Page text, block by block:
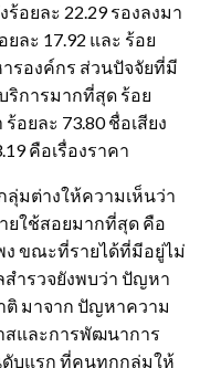
อยละ 22.29 รองลงมา
ละ 17.92 และ ร้อย
รองค์กร ส่วนปัจจัยที่มี
การมากที่สุด ร้อย
ยละ 73.80 ชื่อเสียง
คือเรื่องราคา
มต่างให้ความเห็นว่า
ยใช้สอยมากที่สุด คือ
ง ขณะที่รายได้ที่มีอยู่ไม่
สำรวจยังพบว่า ปัญหา
มาจาก ปัญหาความ
สและการพัฒนาการ
ดับแรก ที่คนทุกกลุ่มให้